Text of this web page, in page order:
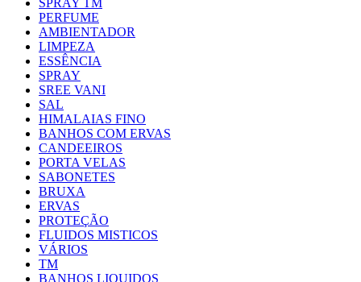
SPRAY TM
PERFUME
AMBIENTADOR
LIMPEZA
ESSÊNCIA
SPRAY
SREE VANI
SAL
HIMALAIAS FINO
BANHOS COM ERVAS
CANDEEIROS
PORTA VELAS
SABONETES
BRUXA
ERVAS
PROTEÇÃO
FLUIDOS MISTICOS
VÁRIOS
TM
BANHOS LIQUIDOS